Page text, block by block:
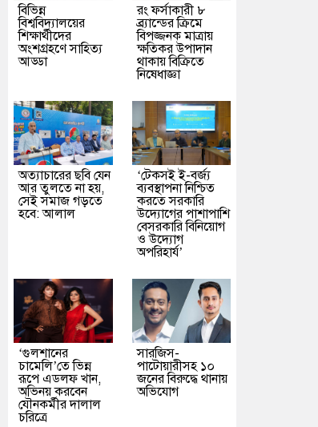
বিভিন্ন
বিশ্ববিদ্যালয়ের
শিক্ষার্থীদের
অংশগ্রহণে সাহিত্য
আড্ডা
রং ফর্সাকারী ৮
ব্র্যান্ডের ক্রিমে
বিপজ্জনক মাত্রায়
ক্ষতিকর উপাদান
থাকায় বিক্রিতে
নিষেধাজ্ঞা
অত্যাচারের ছবি যেন
আর তুলতে না হয়,
সেই সমাজ গড়তে
হবে: আলাল
‘টেকসই ই-বর্জ্য
ব্যবস্থাপনা নিশ্চিত
করতে সরকারি
উদ্যোগের পাশাপাশি
বেসরকারি বিনিয়োগ
ও উদ্যোগ
অপরিহার্য’
‘গুলশানের
চামেলি’তে ভিন্ন
রূপে এডলফ খান,
অভিনয় করবেন
যৌনকর্মীর দালাল
চরিত্রে
সারজিস-
পাটোয়ারীসহ ১০
জনের বিরুদ্ধে থানায়
অভিযোগ